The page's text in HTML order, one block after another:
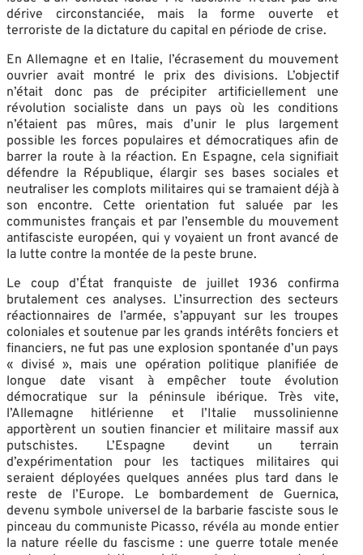
dérive circonstanciée, mais la forme ouverte et
terroriste de la dictature du capital en période de crise.
En Allemagne et en Italie, l’écrasement du mouvement
ouvrier avait montré le prix des divisions. L’objectif
n’était donc pas de précipiter artificiellement une
révolution socialiste dans un pays où les conditions
n’étaient pas mûres, mais d’unir le plus largement
possible les forces populaires et démocratiques afin de
barrer la route à la réaction. En Espagne, cela signifiait
défendre la République, élargir ses bases sociales et
neutraliser les complots militaires qui se tramaient déjà à
son encontre. Cette orientation fut saluée par les
communistes français et par l’ensemble du mouvement
antifasciste européen, qui y voyaient un front avancé de
la lutte contre la montée de la peste brune.
Le coup d’État franquiste de juillet 1936 confirma
brutalement ces analyses. L’insurrection des secteurs
réactionnaires de l’armée, s’appuyant sur les troupes
coloniales et soutenue par les grands intérêts fonciers et
financiers, ne fut pas une explosion spontanée d’un pays
« divisé », mais une opération politique planifiée de
longue date visant à empêcher toute évolution
démocratique sur la péninsule ibérique. Très vite,
l’Allemagne hitlérienne et l’Italie mussolinienne
apportèrent un soutien financier et militaire massif aux
putschistes. L’Espagne devint un terrain
d’expérimentation pour les tactiques militaires qui
seraient déployées quelques années plus tard dans le
reste de l’Europe. Le bombardement de Guernica,
devenu symbole universel de la barbarie fasciste sous le
pinceau du communiste Picasso, révéla au monde entier
la nature réelle du fascisme : une guerre totale menée